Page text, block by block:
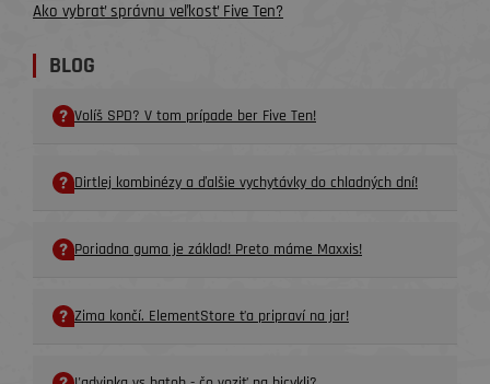
Ako vybrať správnu veľkosť Five Ten?
BLOG
Volíš SPD? V tom prípade ber Five Ten!
Dirtlej kombinézy a ďalšie vychytávky do chladných dní!
Poriadna guma je základ! Preto máme Maxxis!
Zima končí. ElementStore ťa pripraví na jar!